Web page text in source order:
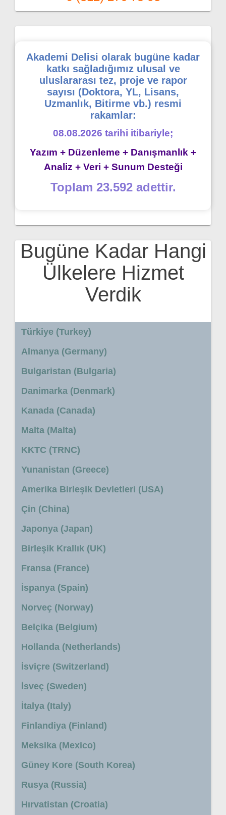
Akademi Delisi olarak bugüne kadar
katkı sağladığımız ulusal ve
uluslararası tez, proje ve rapor
sayısı (Doktora, YL, Lisans,
Uzmanlık, Bitirme vb.) resmi
rakamlar:
08.08.2026 tarihi itibariyle;
Yazım + Düzenleme + Danışmanlık +
Analiz + Veri + Sunum Desteği
Toplam 23.592 adettir.
Bugüne Kadar Hangi
Ülkelere Hizmet
Verdik
Türkiye (Turkey)
Almanya (Germany)
Bulgaristan (Bulgaria)
Danimarka (Denmark)
Kanada (Canada)
Malta (Malta)
KKTC (TRNC)
Yunanistan (Greece)
Amerika Birleşik Devletleri (USA)
Çin (China)
Japonya (Japan)
Birleşik Krallık (UK)
Fransa (France)
İspanya (Spain)
Norveç (Norway)
Belçika (Belgium)
Hollanda (Netherlands)
İsviçre (Switzerland)
İsveç (Sweden)
İtalya (Italy)
Finlandiya (Finland)
Meksika (Mexico)
Güney Kore (South Korea)
Rusya (Russia)
Hırvatistan (Croatia)